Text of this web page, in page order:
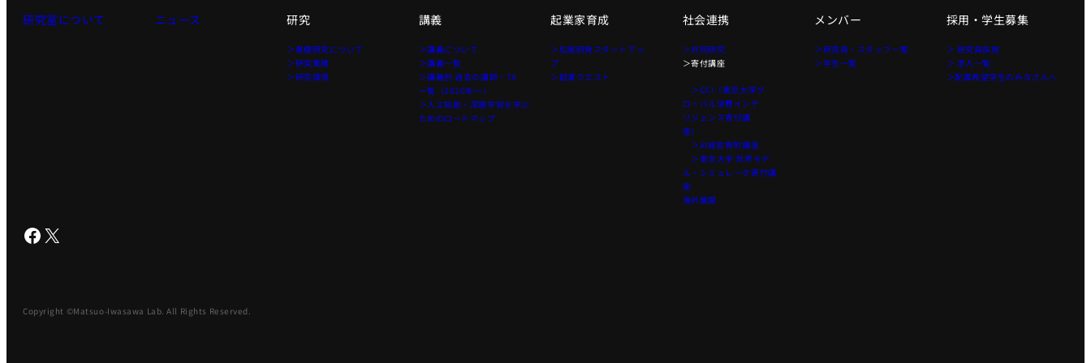
研究室について ニュース 研究
＞基礎研究について
＞研究業績
＞研究環境
講義
＞講義について
＞講義一覧
＞講義別 過去の講師・TA
一覧（2020年〜）
＞人工知能・深層学習を学ぶ
ためのロードマップ
起業家育成
＞松尾研発スタートアッ
プ
＞起業クエスト
社会連携
＞共同研究
＞寄付講座
＞GCI（東京大学グ
ローバル消費インテ
リジェンス寄付講
座）
＞AI経営寄附講座
＞東京大学 世界モデ
ル・シミュレータ寄付講
座
海外展開
メンバー
＞研究員・スタッフ一覧
＞学生一覧
採用・学生募集
＞ 研究員採用
＞ 求人一覧
＞配属希望学生のみなさんへ
Facebook
X
Copyright ©Matsuo-Iwasawa Lab. All Rights Reserved.